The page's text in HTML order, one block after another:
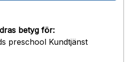
betyg för:
preschool Kundtjänst